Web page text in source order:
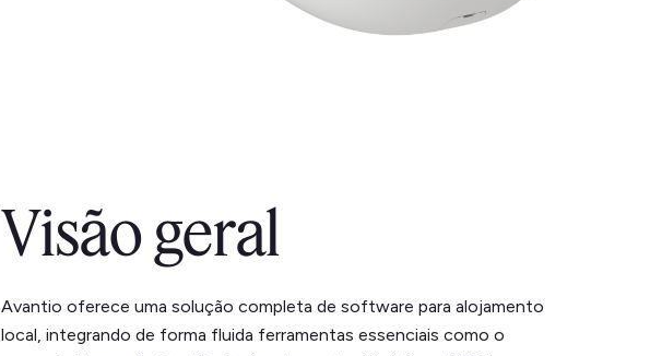
Visão geral
Avantio oferece uma solução completa de software para alojamento
local, integrando de forma fluida ferramentas essenciais como o